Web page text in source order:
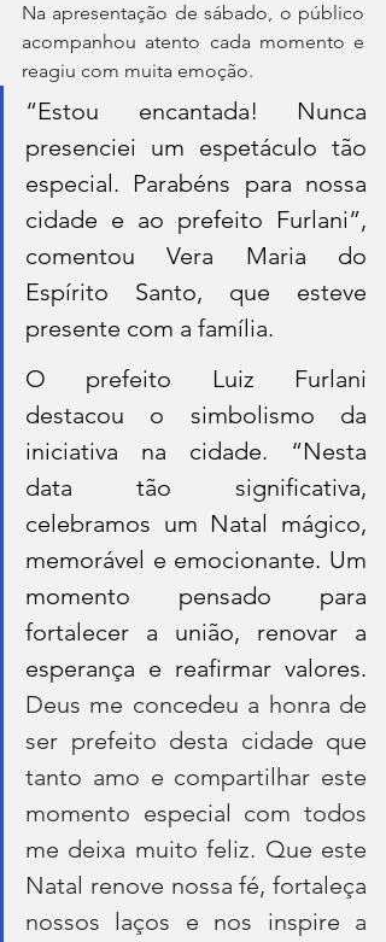
Na apresentação de sábado, o público
acompanhou atento cada momento e
reagiu com muita emoção.
“Estou encantada! Nunca
presenciei um espetáculo tão
especial. Parabéns para nossa
cidade e ao prefeito Furlani”,
comentou Vera Maria do
Espírito Santo, que esteve
presente com a família.
O prefeito Luiz Furlani
destacou o simbolismo da
iniciativa na cidade. “Nesta
data tão significativa,
celebramos um Natal mágico,
memorável e emocionante. Um
momento pensado para
fortalecer a união, renovar a
Deus me concedeu a honra de
ser prefeito desta cidade que
tanto amo e compartilhar este
momento especial com todos
me deixa muito feliz. Que este
Natal renove nossa fé, fortaleça
nossos laços e nos inspire a